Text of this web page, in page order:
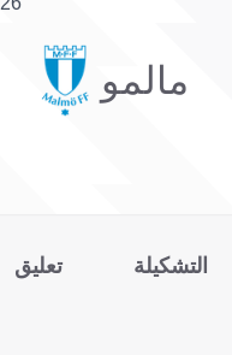
مالمو
التشكيلة تعليق